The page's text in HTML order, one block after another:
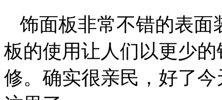
饰面板非常不错的表面
板的使用让人们以更少
修。确实很亲民，好了